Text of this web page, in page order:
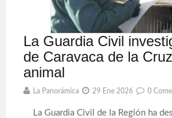
La Guardia Civil
de Caravaca de la
animal
La Panorámica 29 Ene 2026 0
La Guardia Civil de la Región ha